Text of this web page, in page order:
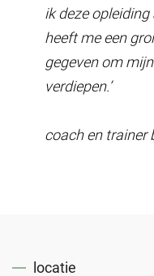
ik deze opleiding
heeft me een
gegeven om
verdiepen.’
coach en trainer
locatie